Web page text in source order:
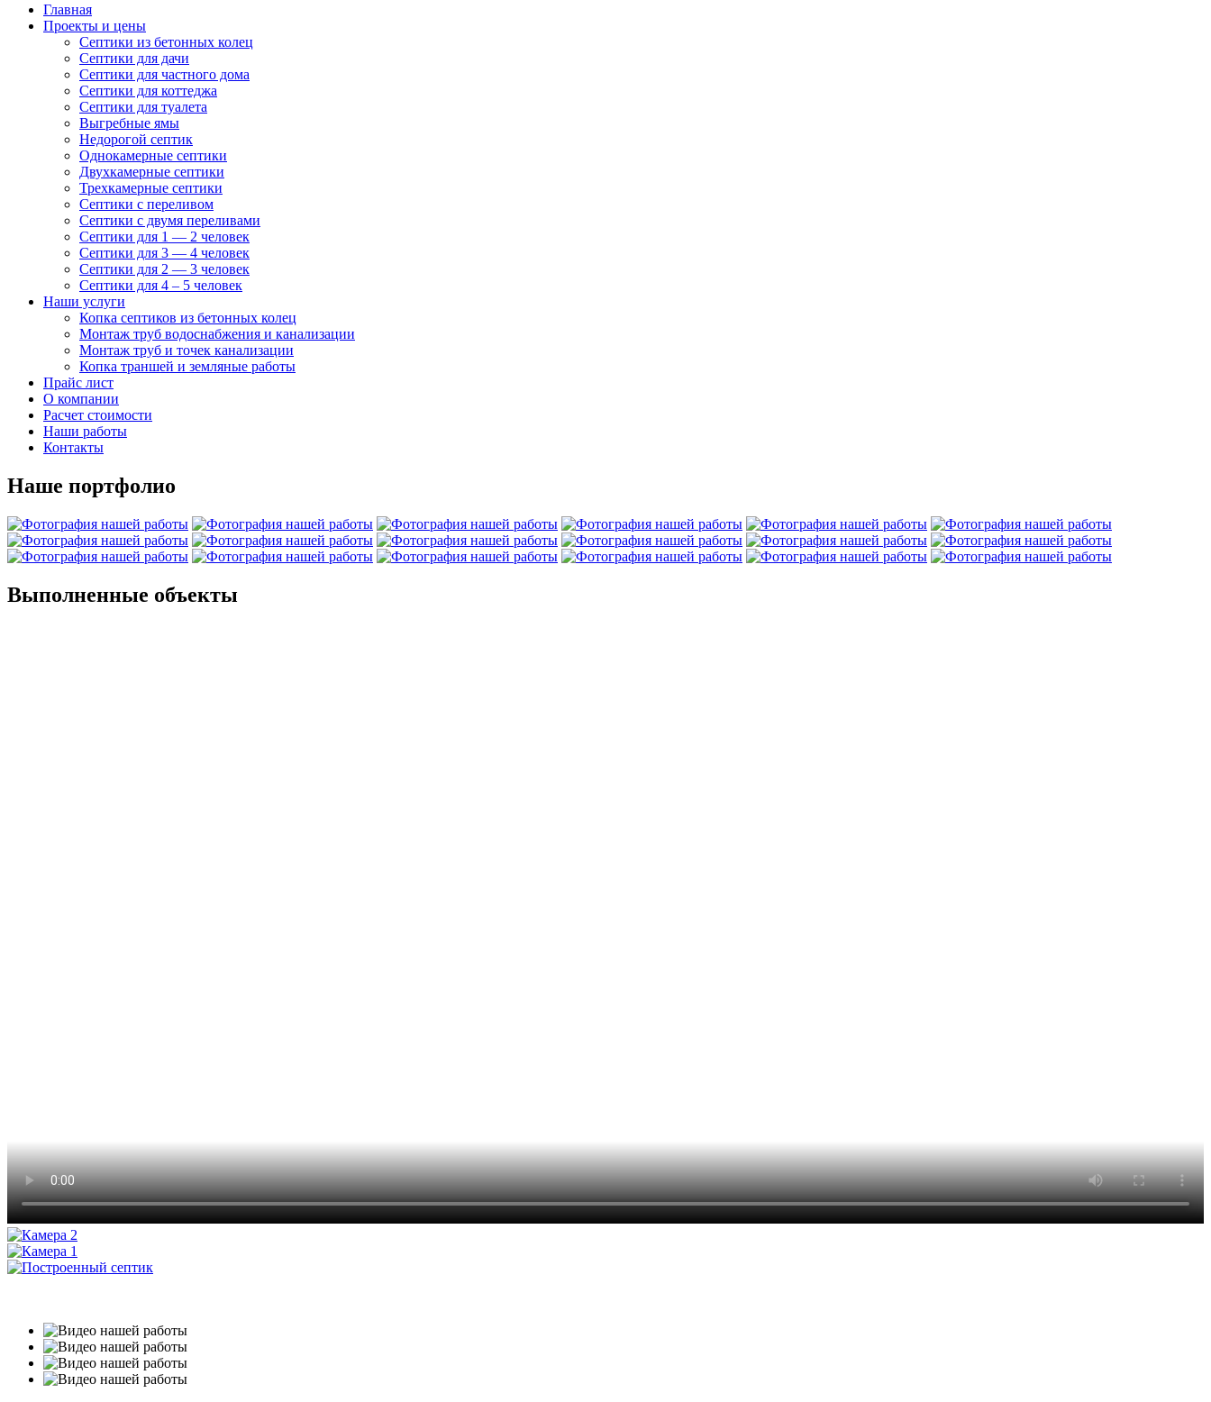
Главная
Проекты и цены
Септики из бетонных колец
Септики для дачи
Септики для частного дома
Септики для коттеджа
Септики для туалета
Выгребные ямы
Недорогой септик
Однокамерные септики
Двухкамерные септики
Трехкамерные септики
Септики с переливом
Септики с двумя переливами
Септики для 1 — 2 человек
Септики для 3 — 4 человек
Септики для 2 — 3 человек
Септики для 4 – 5 человек
Наши услуги
Копка септиков из бетонных колец
Монтаж труб водоснабжения и канализации
Монтаж труб и точек канализации
Копка траншей и земляные работы
Прайс лист
О компании
Расчет стоимости
Наши работы
Контакты
Наше портфолио
Выполненные объекты